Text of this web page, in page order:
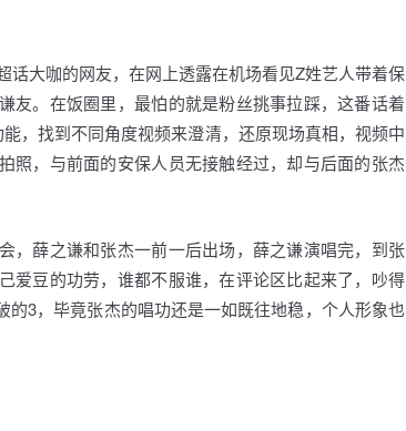
话大咖的网友，在网上透露在机场看见Z姓艺人带着保
友。在饭圈里，最怕的就是粉丝挑事拉踩，这番话着
，找到不同角度视频来澄清，还原现场真相，视频中
照，与前面的安保人员无接触经过，却与后面的张杰
，薛之谦和张杰一前一后出场，薛之谦演唱完，到张
爱豆的功劳，谁都不服谁，在评论区比起来了，吵得
3，毕竟张杰的唱功还是一如既往地稳，个人形象也